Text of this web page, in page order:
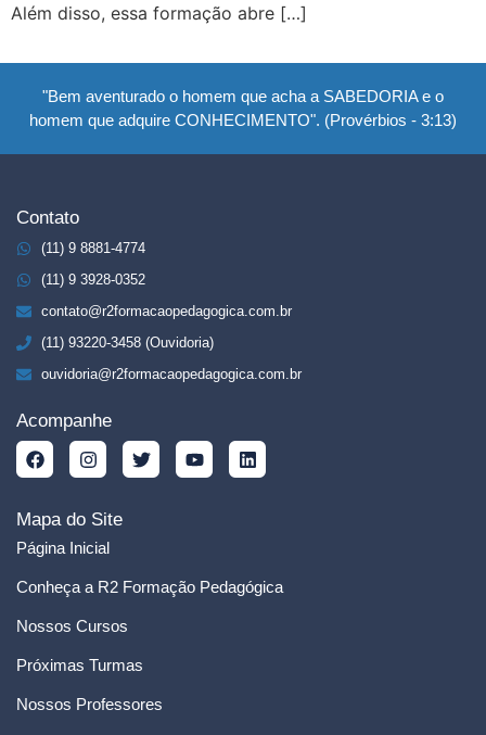
Além disso, essa formação abre […]
"Bem aventurado o homem que acha a SABEDORIA e o
homem que adquire CONHECIMENTO". (Provérbios - 3:13)
Contato
(11) 9 8881-4774
(11) 9 3928-0352
contato@r2formacaopedagogica.com.br
(11) 93220-3458 (Ouvidoria)
ouvidoria@r2formacaopedagogica.com.br
Acompanhe
Mapa do Site
Página Inicial
Conheça a R2 Formação Pedagógica
Nossos Cursos
Próximas Turmas
Nossos Professores